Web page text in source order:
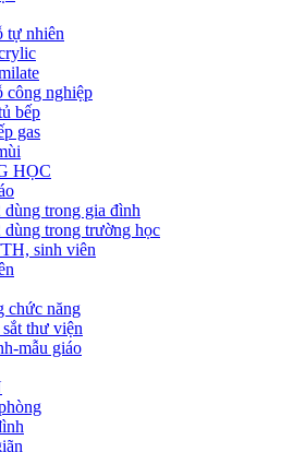
tự nhiên
công nghiệp
bếp
gas
HỌC
dùng trong gia đình
dùng trong trường học
sinh viên
chức năng
thư viện
mẫu giáo